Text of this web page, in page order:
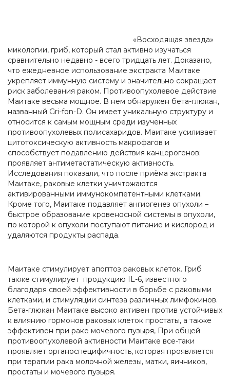
«Восходящая звезда»
микологии, гриб, который стал активно изучаться
сравнительно недавно - всего тридцать лет. Доказано,
что ежедневное использование экстракта Маитаке
укрепляет иммунную систему и значительно сокращает
риск заболевания раком. Противоопухолевое действие
Маитаке весьма мощное. В нем обнаружен бета-глюкан,
названный Gri-fon-D. Он имеет уникальную структуру и
относится к самым мощным среди изученных
противоопухолевых полисахаридов. Маитаке усиливает
цитотоксическую активность макрофагов и
способствует подавлению действия канцерогенов;
проявляет антиметастатическую активность.
Исследования показали, что после приёма экстракта
Маитаке, раковые клетки уничтожаются
активированными иммунокомпетентными клетками.
Кроме того, Маитаке подавляет ангиогенез опухоли –
быстрое образование кровеносной системы в опухоли,
по которой к опухоли поступают питание и кислород и
удаляются продукты распада.
Маитаке стимулирует апоптоз раковых клеток. Гриб
также стимулирует продукцию IL-6, известного
благодаря своей эффективности в борьбе с раковыми
клетками, и стимуляции синтеза различных лимфокинов.
Бета-глюкан Маитаке высоко активен против устойчивых
к влиянию гормонов раковых клеток простаты, а также
эффективен при раке мочевого пузыря, При общей
противоопухолевой активности Маитаке все-таки
проявляет органоспецифичность, которая проявляется
при терапии рака молочной железы, матки, яичников,
простаты и мочевого пузыря.